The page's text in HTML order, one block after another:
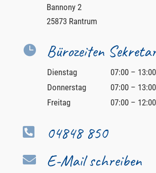
Bannony 2
25873 Rantrum
 Bürozeiten
Dienstag
07:00 –
Donnerstag
07:00 –
Freitag
07:00 –
 04848 850
 E-Mail schreiben